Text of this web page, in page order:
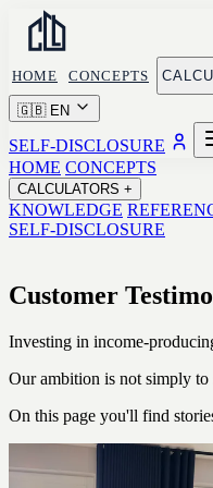
HOME CONCEPTS
🇬🇧 EN
SELF-DISCLOSURE
HOME CONCEPTS
CALCULATORS +
KNOWLEDGE
SELF-DISCLOSURE
Customer
Investing in income-
Our ambition is not simply
On this page you'll find